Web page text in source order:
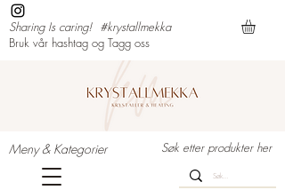
Meny & Kategorier
#krystallmekka
Sharing Is caring!
Bruk vår hashtag og Tagg oss
Søk etter produkter her